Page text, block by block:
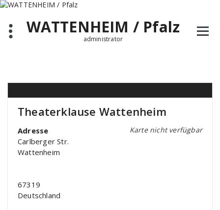
Zum
springenWATTENHEIM / Pfalz
administrator
Theaterklause Wattenheim
Karte nicht verfügbar
Adresse
Carlberger Str.
Wattenheim
67319
Deutschland